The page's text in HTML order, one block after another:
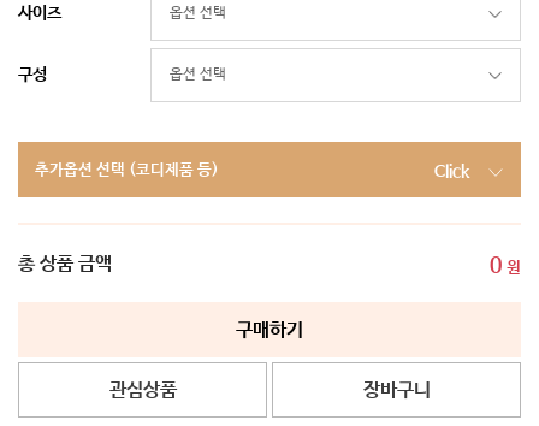
사이즈
구성
추가옵션 선택 (코디제품 등) Click
총 상품 금액 0 원
구매하기
관심상품 장바구니